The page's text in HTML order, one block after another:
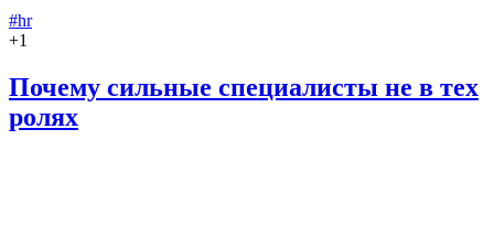
#hr
+1
Почему сильные специалисты не в тех
ролях